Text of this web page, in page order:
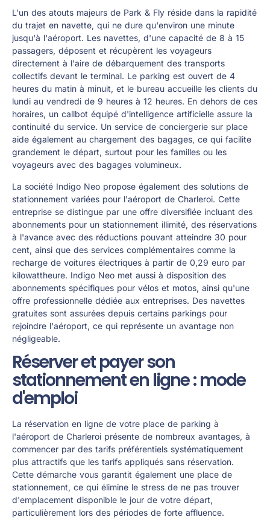
L'un des atouts majeurs de Park & Fly réside dans la rapidité
du trajet en navette, qui ne dure qu'environ une minute
jusqu'à l'aéroport. Les navettes, d'une capacité de 8 à 15
passagers, déposent et récupèrent les voyageurs
directement à l'aire de débarquement des transports
collectifs devant le terminal. Le parking est ouvert de 4
heures du matin à minuit, et le bureau accueille les clients du
lundi au vendredi de 9 heures à 12 heures. En dehors de ces
horaires, un callbot équipé d'intelligence artificielle assure la
continuité du service. Un service de conciergerie sur place
aide également au chargement des bagages, ce qui facilite
grandement le départ, surtout pour les familles ou les
voyageurs avec des bagages volumineux.
La société Indigo Neo propose également des solutions de
stationnement variées pour l'aéroport de Charleroi. Cette
entreprise se distingue par une offre diversifiée incluant des
abonnements pour un stationnement illimité, des réservations
à l'avance avec des réductions pouvant atteindre 30 pour
cent, ainsi que des services complémentaires comme la
recharge de voitures électriques à partir de 0,29 euro par
kilowattheure. Indigo Neo met aussi à disposition des
abonnements spécifiques pour vélos et motos, ainsi qu'une
offre professionnelle dédiée aux entreprises. Des navettes
gratuites sont assurées depuis certains parkings pour
rejoindre l'aéroport, ce qui représente un avantage non
négligeable.
Réserver et payer son
stationnement en ligne : mode
d'emploi
La réservation en ligne de votre place de parking à
l'aéroport de Charleroi présente de nombreux avantages, à
commencer par des tarifs préférentiels systématiquement
plus attractifs que les tarifs appliqués sans réservation.
Cette démarche vous garantit également une place de
stationnement, ce qui élimine le stress de ne pas trouver
d'emplacement disponible le jour de votre départ,
particulièrement lors des périodes de forte affluence.